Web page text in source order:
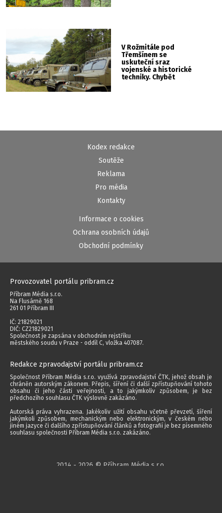
V Rožmitále pod
Třemšínem se
uskuteční sraz
vojenské a historické
techniky. Chybět
Kodex redakce
Soutěže
Reklama
Pro média
Kontakty
Informace o cookies
Ochrana osobních údajů
Obchodní podmínky
Provozovatel portálu pribram.cz
Příbram Média s.r.o.
Na Flusárně 168
261 01 Příbram III
IČ: 21829021
DIČ: CZ21829021
Společnost je zapsána v obchodním rejstříku
městského soudu v Praze - oddíl C, vložka 407087.
Redakce zpravodajství portálu pribram.cz
Společnost Příbram Média s.r.o. využívá zpravodajství ČTK, jehož obsah je
chráněn autorským zákonem. Přepis, šíření či další zpřístupňování tohoto
obsahu či jeho části veřejnosti, a to jakýmkoliv způsobem, je bez
předchozího souhlasu ČTK výslovně zakázáno.
Autorská práva vyhrazena. Jakékoliv užití obsahu včetně převzetí, šíření
jakýmkoli způsobem, mechanickým nebo elektronickým, v českém nebo
jiném jazyce či dalšího zpřístupňování článků a fotografií je bez písemného
souhlasu společnosti Příbram Média s.r.o. zakázáno.
2014 - 2026 © Příbram Média s.r.o.